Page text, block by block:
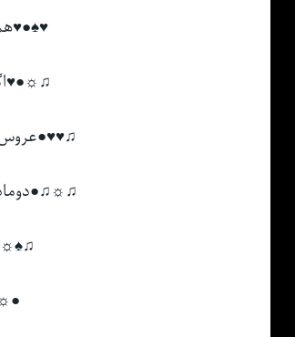
♫♥♥●ﻋﺮوس
♫☼♫●دوﻣﺎد